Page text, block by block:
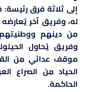
إلى ثلاثة فرق
له، وفريق آخر
مِن دينهم
وفريق يُحاول
موقف عدائي مِن
الحياد مِن الصراع
الحاكمة.